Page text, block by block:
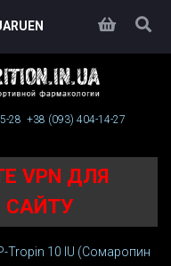
RUEN
28 +38 (093) 404-14-27
VPN ДЛЯ
САЙТУ
Tropin 10 IU (Сомаропин